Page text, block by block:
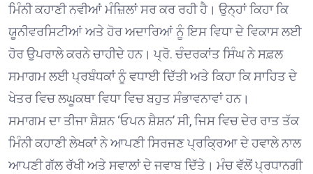
ਮਿੰਨੀ ਕਹਾਣੀ ਨਵੀਆਂ ਮੰਜ਼ਿਲਾਂ ਸਰ ਕਰ ਰਹੀ ਹੈ। ਉਨ੍ਹਾਂ ਕਿਹਾ ਕਿ
ਯੂਨੀਵਰਸਿਟੀਆਂ ਅਤੇ ਹੋਰ ਅਦਾਰਿਆਂ ਨੂੰ ਇਸ ਵਿਧਾ ਦੇ ਵਿਕਾਸ ਲਈ
ਹੋਰ ਉਪਰਾਲੇ ਕਰਨੇ ਚਾਹੀਦੇ ਹਨ। ਪ੍ਰੋ. ਚੰਦਰਕਾਂਤ ਸਿੰਘ ਨੇ ਸਫ਼ਲ
ਸਮਾਗਮ ਲਈ ਪ੍ਰਬੰਧਕਾਂ ਨੂੰ ਵਧਾਈ ਦਿੱਤੀ ਅਤੇ ਕਿਹਾ ਕਿ ਸਾਹਿਤ ਦੇ
ਖੇਤਰ ਵਿਚ ਲਘੂਕਥਾ ਵਿਧਾ ਵਿਚ ਬਹੁਤ ਸੰਭਾਵਨਾਵਾਂ ਹਨ।
ਸਮਾਗਮ ਦਾ ਤੀਜਾ ਸ਼ੈਸ਼ਨ ‘ਓਪਨ ਸ਼ੈਸ਼ਨ’ ਸੀ, ਜਿਸ ਵਿਚ ਦੇਰ ਰਾਤ ਤੱਕ
ਮਿੰਨੀ ਕਹਾਣੀ ਲੇਖਕਾਂ ਨੇ ਆਪਣੀ ਸਿਰਜਣ ਪ੍ਰਕ੍ਰਿਆ ਦੇ ਹਵਾਲੇ ਨਾਲ
ਆਪਣੀ ਗੱਲ ਰੱਖੀ ਅਤੇ ਸਵਾਲਾਂ ਦੇ ਜਵਾਬ ਦਿੱਤੇ। ਮੰਚ ਵੱਲੋਂ ਪ੍ਰਧਾਨਗੀ